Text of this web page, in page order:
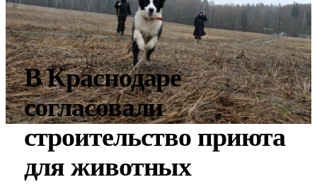
В Краснодаре
согласовали
строительство приюта
для животных